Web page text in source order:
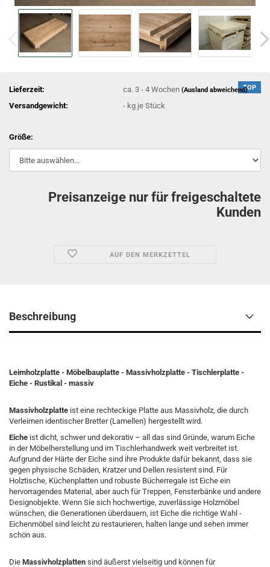
TOP
Lieferzeit: ca. 3 - 4 Wochen(Ausland abweichend)
Versandgewicht: - kg je Stück
Größe:
Preisanzeige nur für freigeschaltete
Kunden
AUF DEN MERKZETTEL
Beschreibung
Leimholzplatte - Möbelbauplatte - Massivholzplatte - Tischlerplatte -
Eiche - Rustikal - massiv
Massivholzplatte ist eine rechteckige Platte aus Massivholz, die durch
Verleimen identischer Bretter (Lamellen) hergestellt wird.
Eiche ist dicht, schwer und dekorativ – all das sind Gründe, warum Eiche
in der Möbelherstellung und im Tischlerhandwerk weit verbreitet ist.
Aufgrund der Härte der Eiche sind ihre Produkte dafür bekannt, dass sie
gegen physische Schäden, Kratzer und Dellen resistent sind. Für
Holztische, Küchenplatten und robuste Bücherregale ist Eiche ein
hervorragendes Material, aber auch für Treppen, Fensterbänke und andere
Designobjekte. Wenn Sie sich hochwertige, zuverlässige Holzmöbel
wünschen, die Generationen überdauern, ist Eiche die richtige Wahl -
Eichenmöbel sind leicht zu restaurieren, halten lange und sehen immer
schön aus.
Die Massivholzplatten sind äußerst vielseitig und können für